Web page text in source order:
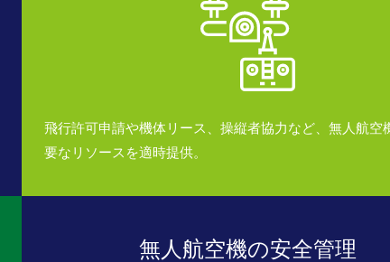
飛行許可申請や機体リース、操縦者協力など、無人航空
要なリソースを適時提供。
無人航空機の安全管理